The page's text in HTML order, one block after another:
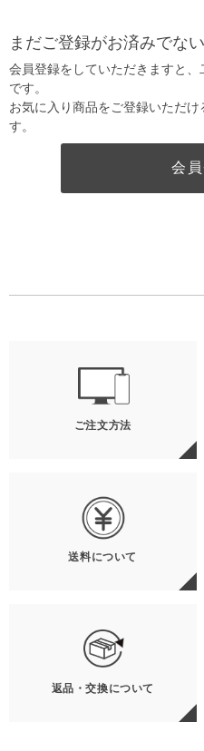
まだご登録がお済みでな
会員登録をしていただきますと
です。
お気に入り商品をご登録いただ
す。
会
ご注文方法
送料について
返品・交換について